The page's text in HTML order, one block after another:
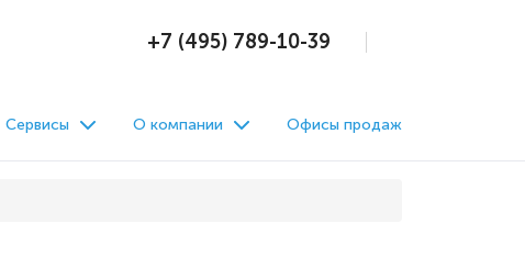
+7 (495) 789-10-39
Сервисы О компании Офисы продаж